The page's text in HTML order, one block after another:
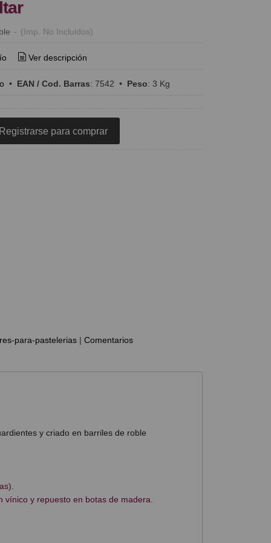
- (Imp. No Incluidos)
Ver descripción
• EAN / Cod. Barras: 7542 • Peso: 3 Kg
Registrarse para comprar
para-pastelerias | Comentarios
y criado en barriles de roble
vínico y repuesto en botas de madera.